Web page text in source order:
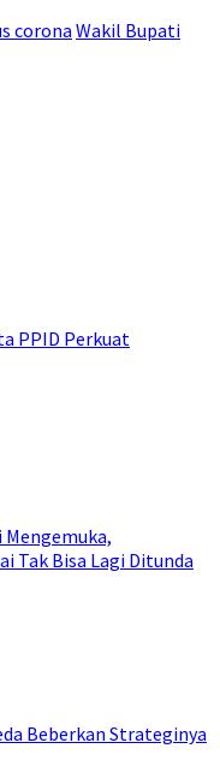
coronaWakil Bupati
PPID Perkuat
Mengemuka,
Tak Bisa Lagi Ditunda
Beberkan Strateginya